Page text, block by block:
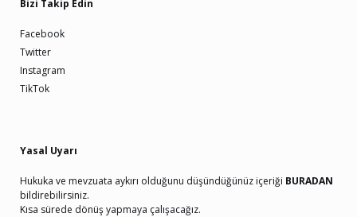
Bizi Takip Edin
Facebook
Twitter
Instagram
TikTok
Yasal Uyarı
Hukuka ve mevzuata aykırı olduğunu düşündüğünüz içeriği BURADAN
bildirebilirsiniz.
Kısa sürede dönüş yapmaya çalışacağız.